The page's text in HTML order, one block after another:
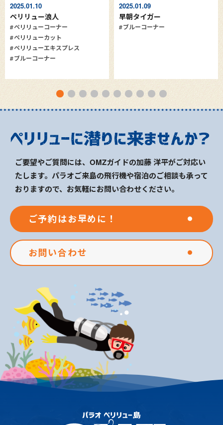
2025.01.10
ペリリュー浪人
ペリリューコーナー
ペリリューカット
ペリリューエキスプレス
ブルーコーナー
2025.01.09
早朝タイガー
ブルーコーナー
ご要望やご質問には、OMZガイドの加藤 洋平がご対応い
たします。パラオご来島の飛行機や宿泊のご相談も承って
おりますので、お気軽にお問い合わせください。
ご予約はお早めに！
お問い合わせ